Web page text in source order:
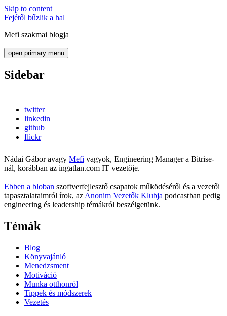
Skip to content
Fejétől bűzlik a hal
Mefi szakmai blogja
open primary menu
Sidebar
twitter
linkedin
github
flickr
Nádai Gábor avagy Mefi vagyok, Engineering Manager a Bitrise-
nál, korábban az ingatlan.com IT vezetője.
Ebben a bloban szoftverfejlesztő csapatok működéséről és a vezetői
tapasztalataimról írok, az Anonim Vezetők Klubja podcastban pedig
engineering és leadership témákról beszélgetünk.
Témák
Blog
Könyvajánló
Menedzsment
Motiváció
Munka otthonról
Tippek és módszerek
Vezetés